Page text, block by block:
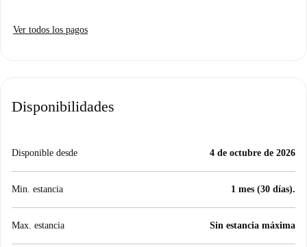
Ver todos los pagos
Disponibilidades
Disponible desde 4 de octubre de 2026
Min. estancia 1 mes (30 días).
Max. estancia Sin estancia máxima